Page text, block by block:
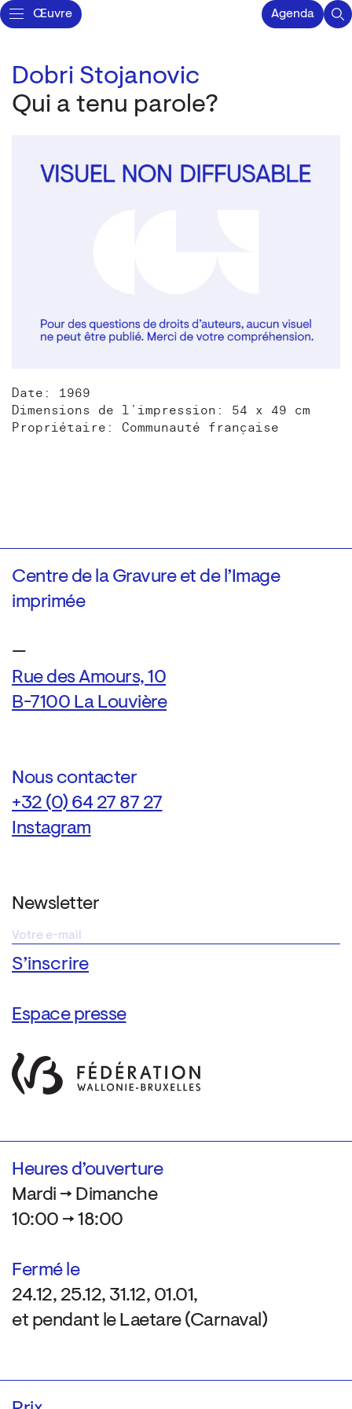
Œuvre Agenda
Dobri Stojanovic
Qui a tenu parole?
Date: 1969
Dimensions de l’impression: 54 x 49 cm
Propriétaire: Communauté française
Centre de la Gravure et de l’Image
imprimée
—
Rue des Amours, 10
B-7100 La Louvière
Nous contacter
+32 (0) 64 27 87 27
Instagram
Newsletter
Espace presse
Heures d’ouverture
Mardi → Dimanche
10:00 → 18:00
Fermé le
24.12, 25.12, 31.12, 01.01,
et pendant le Laetare (Carnaval)